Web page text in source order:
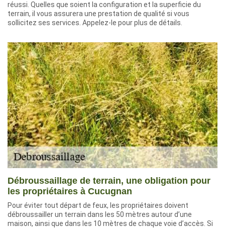
réussi. Quelles que soient la configuration et la superficie du
terrain, il vous assurera une prestation de qualité si vous
sollicitez ses services. Appelez-le pour plus de détails.
Débroussaillage de terrain, une obligation pour
les propriétaires à Cucugnan
Pour éviter tout départ de feux, les propriétaires doivent
débroussailler un terrain dans les 50 mètres autour d’une
maison, ainsi que dans les 10 mètres de chaque voie d’accès. Si